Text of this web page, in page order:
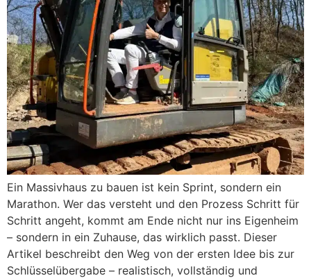
Ein Massivhaus zu bauen ist kein Sprint, sondern ein
Marathon. Wer das versteht und den Prozess Schritt für
Schritt angeht, kommt am Ende nicht nur ins Eigenheim
– sondern in ein Zuhause, das wirklich passt. Dieser
Artikel beschreibt den Weg von der ersten Idee bis zur
Schlüsselübergabe – realistisch, vollständig und